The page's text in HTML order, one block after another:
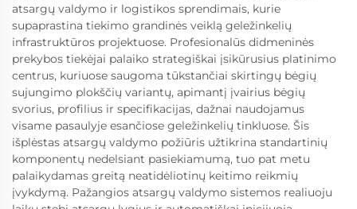
atsargų valdymo ir logistikos sprendimais, kurie
supaprastina tiekimo grandinės veiklą geležinkelių
infrastruktūros projektuose. Profesionalūs didmeninės
prekybos tiekėjai palaiko strategiškai įsikūrusius platinimo
centrus, kuriuose saugoma tūkstančiai skirtingų bėgių
sujungimo plokščių variantų, apimantį įvairius bėgių
svorius, profilius ir specifikacijas, dažnai naudojamus
visame pasaulyje esančiose geležinkelių tinkluose. Šis
išplėstas atsargų valdymo požiūris užtikrina standartinių
komponentų nedelsiant pasiekiamumą, tuo pat metu
palaikydamas greitą neatidėliotinų keitimo reikmių
įvykdymą. Pažangios atsargų valdymo sistemos realiuoju